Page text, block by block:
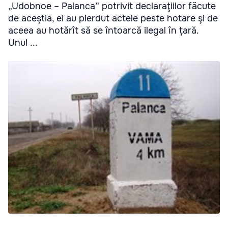
„Udobnoe – Palanca” potrivit declaraţiilor făcute
de aceştia, ei au pierdut actele peste hotare şi de
aceea au hotărît să se întoarcă ilegal în ţară.
Unul ...